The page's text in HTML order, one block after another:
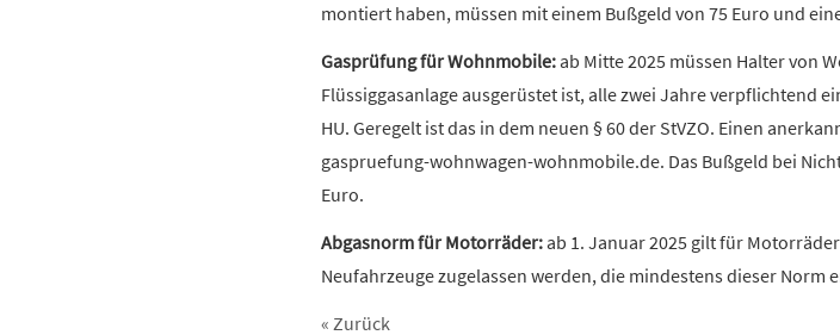
montiert haben, müssen mit einem Bußgeld von 75 Euro und
Gasprüfung für Wohnmobile:ab Mitte 2025 müssen Halter von
Flüssiggasanlage ausgerüstet ist, alle zwei Jahre verpflichtend
HU. Geregelt ist das in dem neuen § 60 der StVZO. Einen
gaspruefung-wohnwagen-wohnmobile.de. Das Bußgeld bei
Euro.
Abgasnorm für Motorräder:ab 1. Januar 2025 gilt für
Neufahrzeuge zugelassen werden, die mindestens dieser Norm
« Zurück